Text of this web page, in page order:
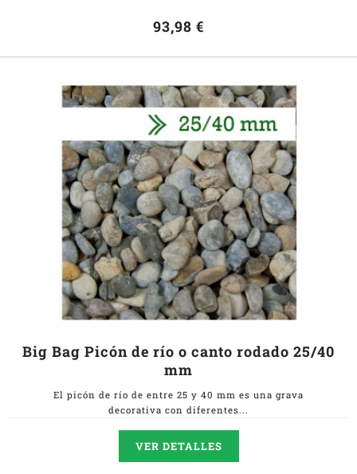
93,98 €
Big Bag Picón de río o canto rodado 25/40
mm
El picón de río de entre 25 y 40 mm es una grava
decorativa con diferentes...
VER DETALLES